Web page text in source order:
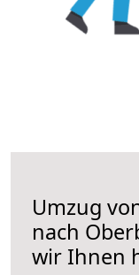
Umzug
nach
wir Ihnen